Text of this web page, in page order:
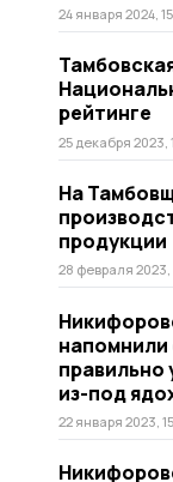
24 января 2024,
рейтинге
25 декабря 2023,
На
продукции
28 февраля
правильно
из-под
22 января 2023,